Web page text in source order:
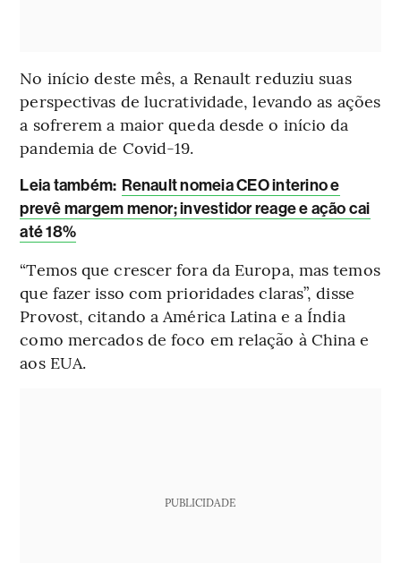
No início deste mês, a Renault reduziu suas
perspectivas de lucratividade, levando as ações
a sofrerem a maior queda desde o início da
pandemia de Covid-19.
Leia também: Renault nomeia CEO interino e
prevê margem menor; investidor reage e ação cai
até 18%
“Temos que crescer fora da Europa, mas temos
que fazer isso com prioridades claras”, disse
Provost, citando a América Latina e a Índia
como mercados de foco em relação à China e
aos EUA.
PUBLICIDADE